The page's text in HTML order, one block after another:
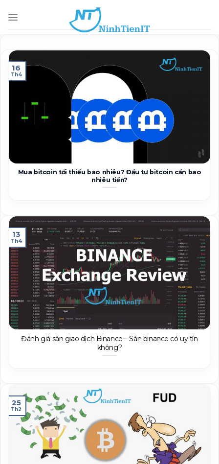
content
Mua bitcoin tối thiểu bao nhiêu? Đầu tư bitcoin cần bao
nhiêu tiền?
16
Th4
Đánh giá sàn giao dịch Binance – Sàn binance có uy tín
không?
13
Th4
25
Th2